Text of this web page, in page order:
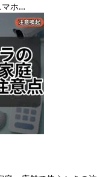
マホ…